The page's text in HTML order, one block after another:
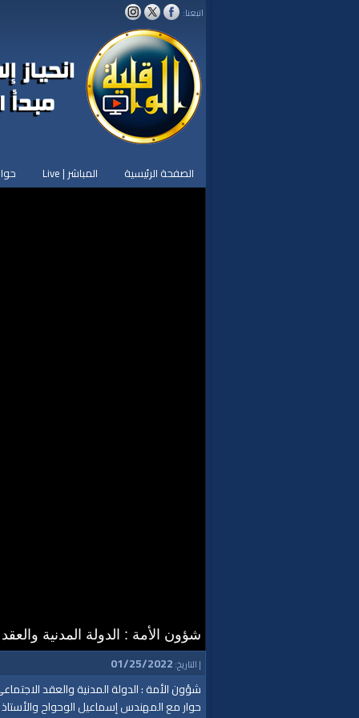
اتبعنا:
الصفحة الرئيسية المباشر | Live
شؤون الأمة : الدولة المدنية
| التاريخ: 01/25/2022
شؤون الأمة : الدولة المدنية والعقد
حوار مع المهندس إسماعيل الوحواح